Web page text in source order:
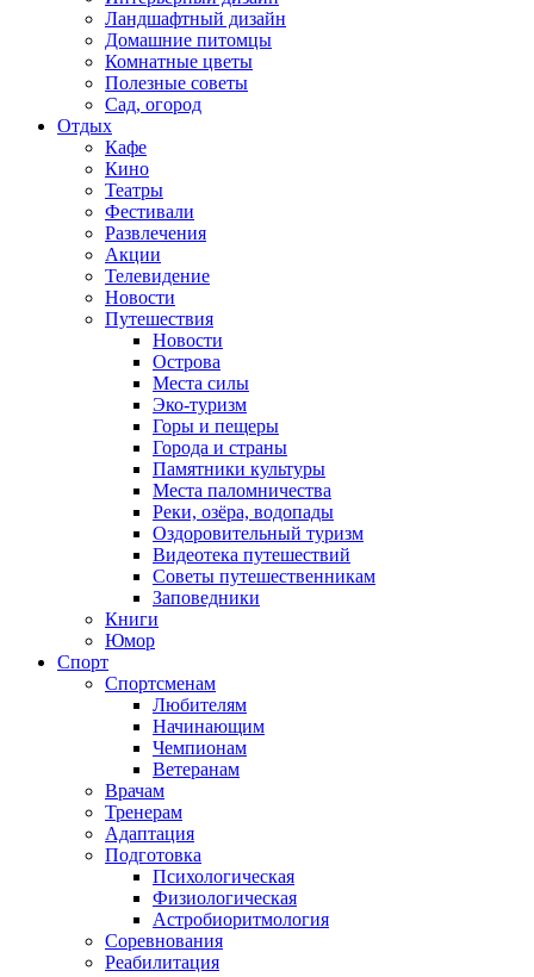
Ландшафтный дизайн
Домашние питомцы
Комнатные цветы
Полезные советы
Сад, огород
Отдых
Кафе
Кино
Театры
Фестивали
Развлечения
Акции
Телевидение
Новости
Путешествия
Новости
Острова
Места силы
Эко-туризм
Горы и пещеры
Города и страны
Памятники культуры
Места паломничества
Реки, озёра, водопады
Оздоровительный туризм
Видеотека путешествий
Советы путешественникам
Заповедники
Книги
Юмор
Спорт
Спортсменам
Любителям
Начинающим
Чемпионам
Ветеранам
Врачам
Тренерам
Адаптация
Подготовка
Психологическая
Физиологическая
Астробиоритмология
Соревнования
Реабилитация